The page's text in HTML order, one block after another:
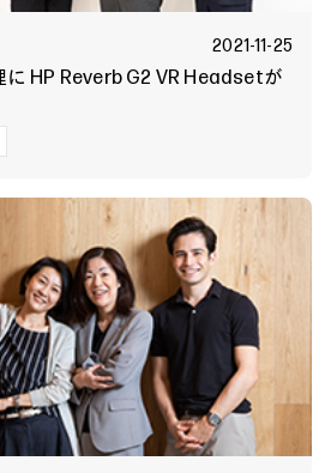
2021-11-25
HP Reverb G2 VR Headsetが